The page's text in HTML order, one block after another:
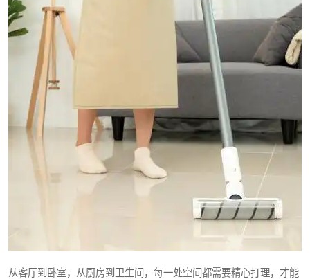
从客厅到卧室，从厨房到卫生间，每一处空间都需要精心打理，才能